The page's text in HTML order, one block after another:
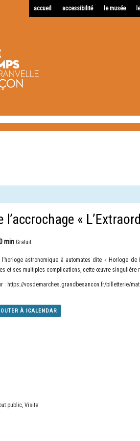
accueil accessibilité le musée
«
min Gratuit
l’horloge astronomique à automates dite « Horloge
et ses multiples complications, cette œuvre singulière
: https://vosdemarches.grandbesancon.fr/billetterie/mat
À ICALENDAR
public, Visite